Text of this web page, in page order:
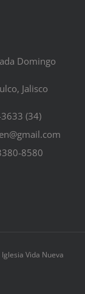
Domingo
Jalisco
(34)
8580
Vida Nueva